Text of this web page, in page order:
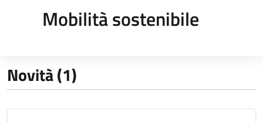
Mobilità sostenibile
Novità (1)